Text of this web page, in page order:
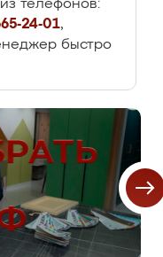
телефонов:
24-01,
быстро